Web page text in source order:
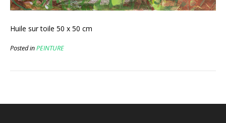
Huile sur toile 50 x 50 cm
Posted inPEINTURE